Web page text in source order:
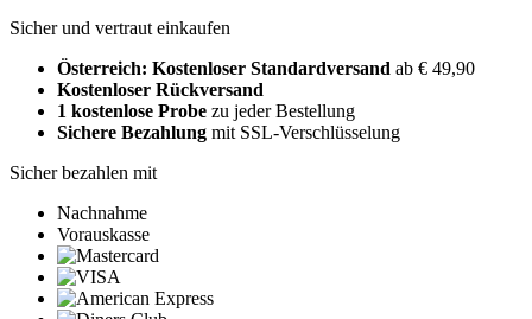
Sicher und vertraut einkaufen
Österreich: Kostenloser Standardversand ab € 49,90
Kostenloser Rückversand
1 kostenlose Probe zu jeder Bestellung
Sichere Bezahlung mit SSL-Verschlüsselung
Sicher bezahlen mit
Nachnahme
Vorauskasse